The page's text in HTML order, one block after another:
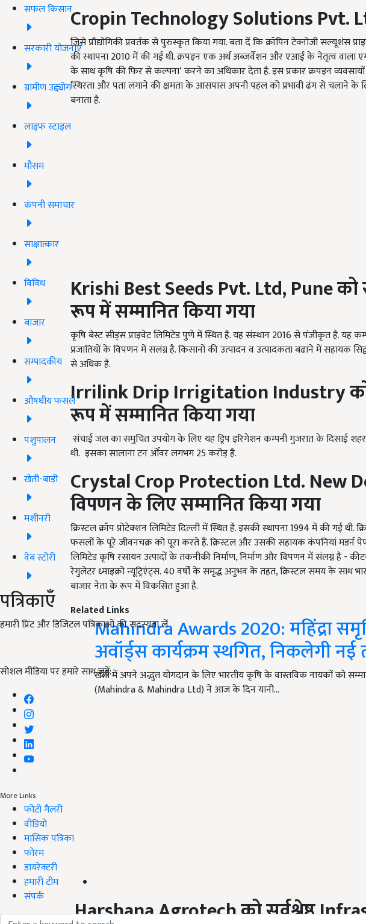
सफल किसान
सरकारी योजनाएं
ग्रामीण उद्द्योग
लाइफ स्टाइल
मौसम
कंपनी समाचार
साक्षात्कार
विविध
बाजार
सम्पादकीय
औषधीय फसलें
पशुपालन
खेती-बाड़ी
मशीनरी
वेब स्टोरी
पत्रिकाएँ
हमारी प्रिंट और डिजिटल पत्रिकाओं की सदस्यता लें
सोशल मीडिया पर हमारे साथ जुड़ें:
More Links
फोटो गैलरी
वीडियो
मासिक पत्रिका
फोरम
डायरेक्टरी
हमारी टीम
संपर्क
Cropin Technology Solutions Pvt.
जिसे प्रौद्योगिकी प्रवर्तक से पुरुस्कृत किया गया. बता दें कि क्रॉपिन टेक्नोजी सल्यूशंस
की स्थापना 2010 में की गई थी. क्रपइन एक अर्थ अब्जर्वेशन और एआई के नेतृत्व
के साथ कृषि की फिर से कल्पना‘ करने का अधिकार देता है. इस प्रकार क्रपइन
स्थिरता और पता लगाने की क्षमता के आसपास अपनी पहल को प्रभावी ढंग से चलाने के
बनाता है.
Krishi Best Seeds Pvt. Ltd, Puneको
रूप में सम्मानित किया गया
कृषि बेस्ट सीड्स प्राइवेट लिमिटेड पुणे में स्थित है. यह संस्थान 2016 से पंजीकृत है. यह
प्रजातियों के विपणन में सलंग्न है. किसानों की उत्पादन व उत्पादकता बढाने में सहायक
से अधिक है.
Irrilink Drip Irrigitation Industry
रूप में सम्मानित किया गया
संचाई जल का समुचित उपयोग के लिए यह ड्रिप इरिगेशन कम्पनी गुजरात के दिसाई
थी. इसका सालाना टन र्ओवर लगभग 25 करोड़ है.
Crystal Crop Protection Ltd. New
विपणन के लिए सम्मानित किया गया
क्रिस्टल क्रॉप प्रोटेक्शन लिमिटेड दिल्ली में स्थित है. इसकी स्थापना 1994 में की गई
फसलों के पूरे जीवनचक्र को पूरा करते हैं. क्रिस्टल और उसकी सहायक कंपनियां मडर्न
लिमिटेड कृषि रसायन उत्पादों के तकनीकी निर्माण, निर्माण और विपणन में संलग्न हैं -
रेगुलेटर ध्माइक्रो न्यूट्रिएंट्स. 40 वर्षों के समृद्ध अनुभव के तहत, क्रिस्टल समय के साथ
बाजार नेता के रूप में विकसित हुआ है.
Related Links
Mahindra Awards 2020: महिंद्रा
अवॉर्ड्स कार्यक्रम स्थगित, निकलेगी नई
खेती में अपने अद्भुत योगदान के लिए भारतीय कृषि के वास्तविक नायकों को
(Mahindra & Mahindra Ltd) ने आज के दिन यानी…
Harshana Agrotechकोसर्वश्रेष्ठ